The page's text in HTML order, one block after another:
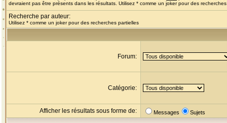
devraient pas être présents dans les résultats. Utilisez * comme un joker pour des
Recherche par auteur:
Utilisez * comme un joker pour des recherches partielles
Forum:
Catégorie:
Afficher les résultats sous forme de: Messages Sujets